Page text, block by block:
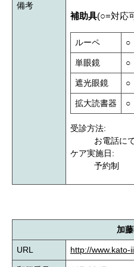
備考
補助具(○=対応
ルーペ ○
単眼鏡 ○
遮光眼鏡 ○
拡大読書器 ○
受診方法:
お電話に
ケア実施日:
予約制
加
URL http://www.kato-